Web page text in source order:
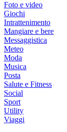
Foto e video
Giochi
Intrattenimento
Mangiare e bere
Messaggistica
Meteo
Moda
Musica
Posta
Salute e Fitness
Social
Sport
Utility
Viaggi